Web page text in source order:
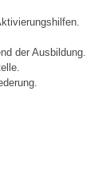
der Ausbildung.